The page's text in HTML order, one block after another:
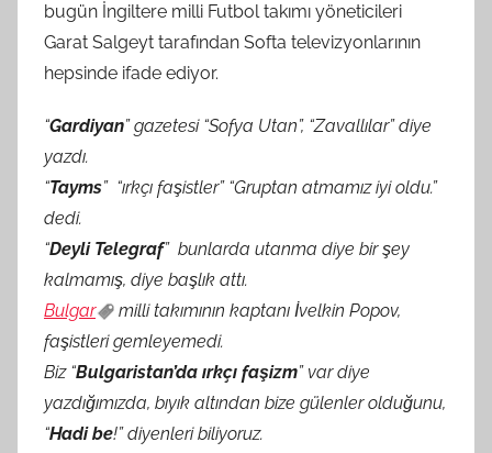
ı
n
n
bugün İngiltere milli Futbol takımı yöneticileri
Garat Salgeyt tarafından Softa televizyonlarının
hepsinde ifade ediyor.
“Gardiyan” gazetesi “Sofya Utan”, “Zavallılar” diye
yazdı.
“Tayms” “ırkçı faşistler” “Gruptan atmamız iyi oldu.”
dedi.
“Deyli Telegraf” bunlarda utanma diye bir şey
kalmamış, diye başlık attı.
Bulgar
milli takımının kaptanı İvelkin Popov,
faşistleri gemleyemedi.
Biz “Bulgaristan’da ırkçı faşizm” var diye
yazdığımızda, bıyık altından bize gülenler olduğunu,
“Hadi be!” diyenleri biliyoruz.